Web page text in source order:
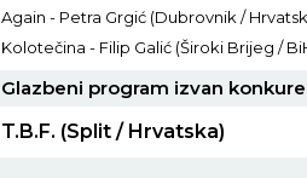
Again - Petra Grgić (Dubrovnik /
Kolotečina - Filip Galić (Široki Brijeg /
Glazbeni program izvan
T.B.F. (Split / Hrvatska)